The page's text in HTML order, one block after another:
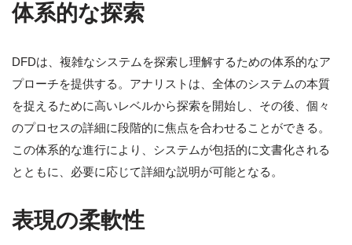
体系的な探索
DFDは、複雑なシステムを探索し理解するための体系的なア
プローチを提供する。アナリストは、全体のシステムの本質
を捉えるために高いレベルから探索を開始し、その後、個々
のプロセスの詳細に段階的に焦点を合わせることができる。
この体系的な進行により、システムが包括的に文書化される
とともに、必要に応じて詳細な説明が可能となる。
表現の柔軟性